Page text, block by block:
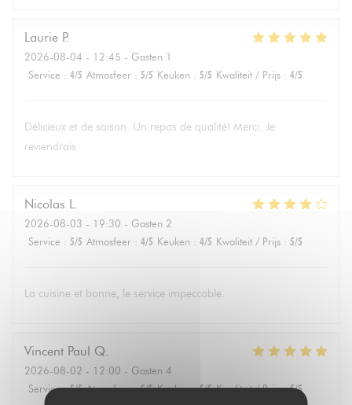
Laurie P
2026-08-04 - 12:45 - Gasten 1
Service : 4/5 Atmosfeer : 5/5 Keuken : 5/5 Kwaliteit / Prijs : 4/5
Délicieux et de saison. Un repas de qualité! Merci. Je
reviendrais.
Nicolas L
2026-08-03 - 19:30 - Gasten 2
Service : 5/5 Atmosfeer : 4/5 Keuken : 4/5 Kwaliteit / Prijs : 5/5
La cuisine et bonne, le service impeccable.
Vincent Paul Q
2026-08-02 - 12:00 - Gasten 4
Service: 5/5 Atmosfeer: 5/5 Keuken: 5/5 Kwaliteit / Prijs: 5/5